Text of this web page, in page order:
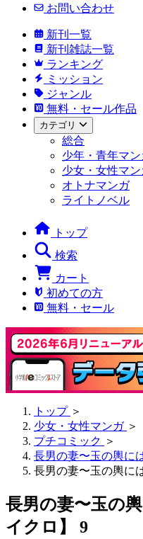
お問い合わせ
新刊一覧
新刊雑誌一覧
ランキング
ミッション
ジャンル
無料・セール作品
カテゴリ
総合
少年・青年マン
少女・女性マン
オトナマンガ
ライトノベル
トップ
検索
カート
初めての方
無料・セール
トップ ＞
少女・女性マンガ ＞
プチコミック ＞
長男の妻〜玉の輿に
長男の妻〜玉の輿に
長男の妻〜玉の
イクロ】 9